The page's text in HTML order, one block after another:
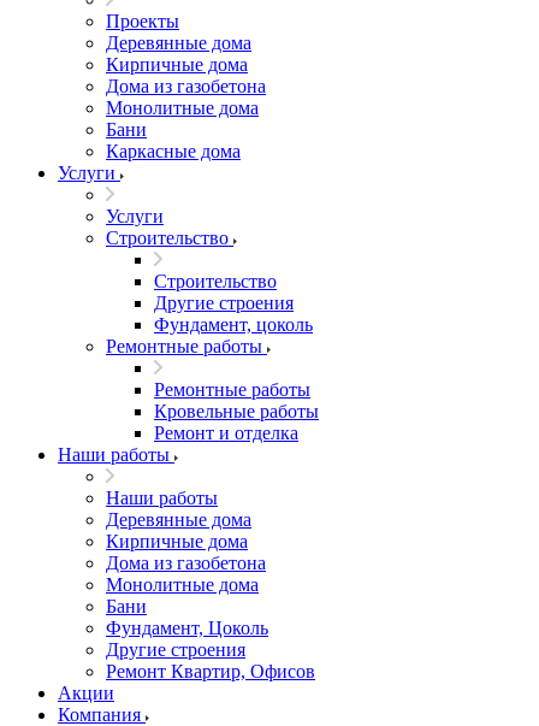
Проекты
Деревянные дома
Кирпичные дома
Дома из газобетона
Монолитные дома
Бани
Каркасные дома
Услуги
Услуги
Строительство
Строительство
Другие строения
Фундамент, цоколь
Ремонтные работы
Ремонтные работы
Кровельные работы
Ремонт и отделка
Наши работы
Наши работы
Деревянные дома
Кирпичные дома
Дома из газобетона
Монолитные дома
Бани
Фундамент, Цоколь
Другие строения
Ремонт Квартир, Офисов
Акции
Компания